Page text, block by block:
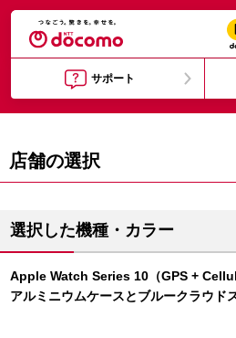
サポート
店舗の選択
選択した機種・カラー
Apple Watch Series 10（GPS +
アルミニウムケースとブルークラウド